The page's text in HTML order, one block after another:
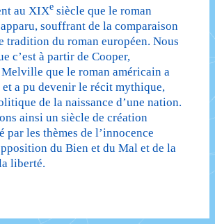
au XIXe siècle que le roman
souffrant de la comparaison
tradition du roman européen. Nous
c’est à partir de Cooper,
que le roman américain a
et a pu devenir le récit mythique,
de la naissance d’une nation.
ainsi un siècle de création
par les thèmes de l’innocence
du Bien et du Mal et de la
liberté.